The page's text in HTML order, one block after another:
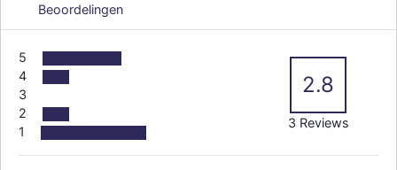
Beoordelingen
5
4
3
2
1
2.8
3 Reviews